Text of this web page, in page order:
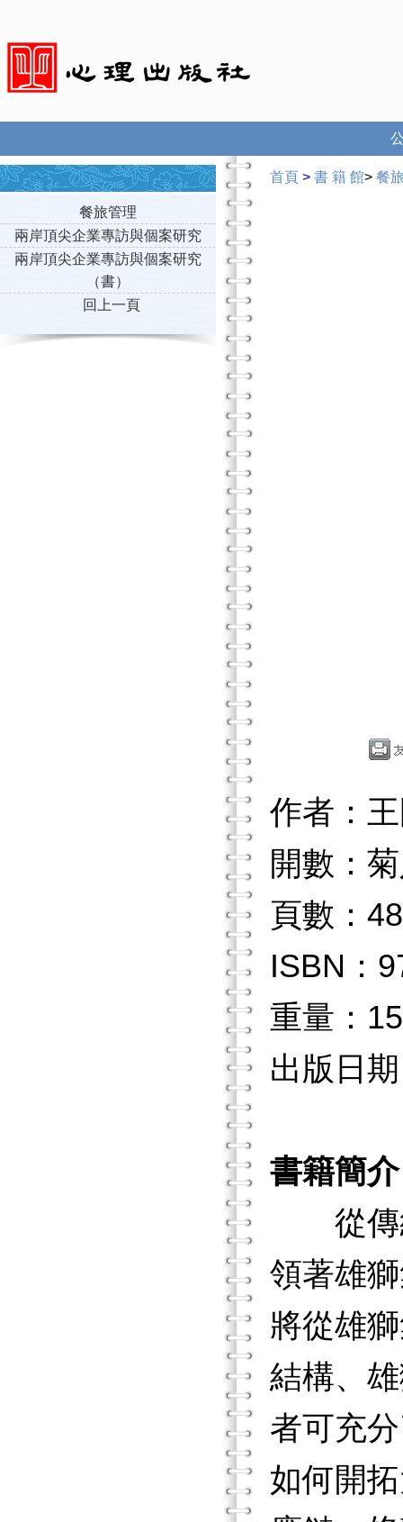
餐旅管理
兩岸頂尖企業專訪與個案研究
兩岸頂尖企業專訪與個案研究
（書）
回上一頁
首頁 > 書 籍 館> 餐
作者：
開數：
頁數：48
ISBN：
重量：
出版日
書籍簡介
從傳統
領著雄
將從雄
結構、
者可充
如何開